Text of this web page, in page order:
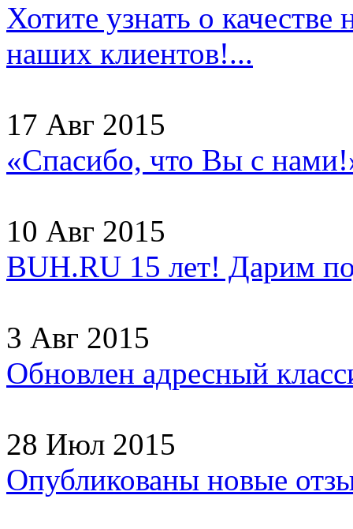
Хотите узнать о
наших клиентов!...
17 Авг 2015
«Спасибо, что Вы с
10 Авг 2015
BUH.RU 15 лет! Дарим
3 Авг 2015
Обновлен адресный
28 Июл 2015
Опубликованы новые